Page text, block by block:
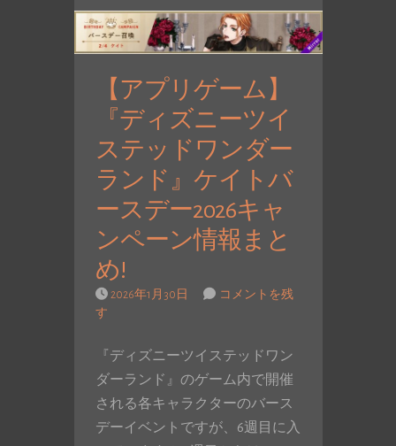
【アプリゲーム】
『ディズニーツイ
ステッドワンダー
ランド』ケイトバ
ースデー2026キャ
ンペーン情報まと
め!
2026年1月30日
コメントを残
す
『ディズニーツイステッドワン
ダーランド』のゲーム内で開催
される各キャラクターのバース
デーイベントですが、6週目に入